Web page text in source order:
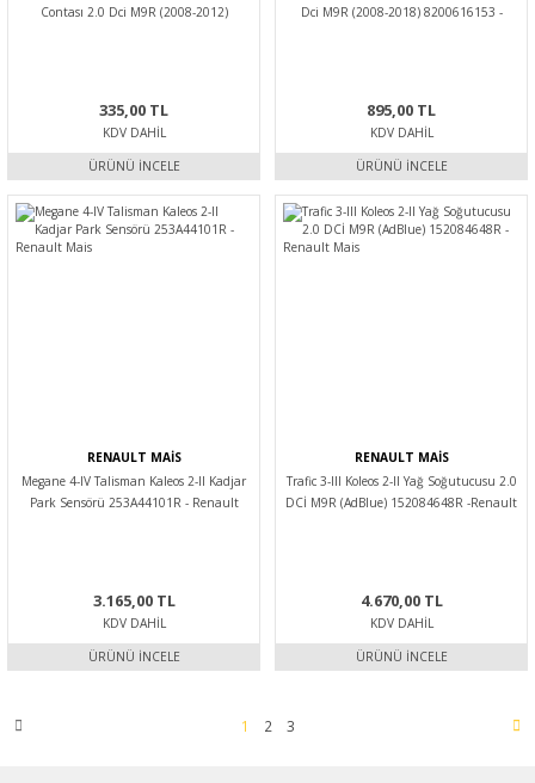
Contası 2.0 Dci M9R (2008-2012)
335,00 TL
KDV DAHIL
ÜRÜNÜ İNCELE
Dci M9R (2008-2018) 8200616153 -
895,00 TL
KDV DAHIL
ÜRÜNÜ İNCELE
RENAULT MAİS
Megane 4-IV Talisman Kaleos 2-II Kadjar
Park Sensörü 253A44101R - Renault
3.165,00 TL
KDV DAHIL
ÜRÜNÜ İNCELE
RENAULT MAİS
Trafic 3-III Koleos 2-II Yağ Soğutucusu 2.0
DCİ M9R (AdBlue) 152084648R -Renault
4.670,00 TL
KDV DAHIL
ÜRÜNÜ İNCELE
1 2 3